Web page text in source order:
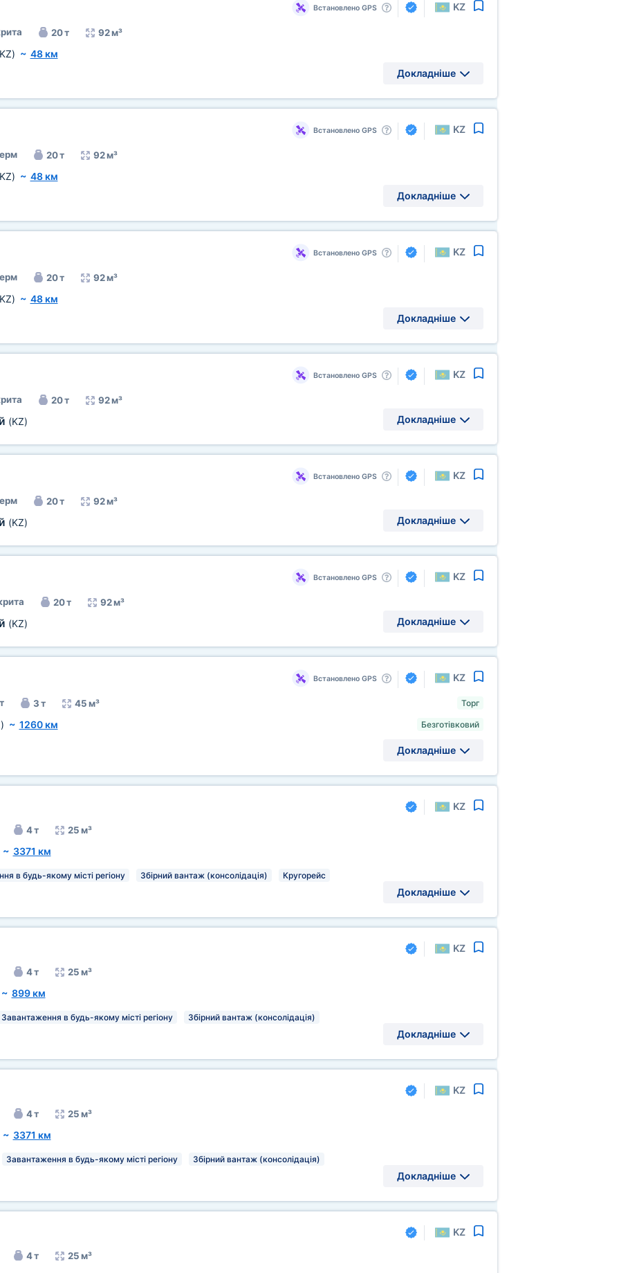
Встановлено GPS KZ
20 т 92 м³
~ 48 км
Докладніше
Встановлено GPS KZ
20 т 92 м³
~ 48 км
Докладніше
Встановлено GPS KZ
20 т 92 м³
~ 48 км
Докладніше
Встановлено GPS KZ
20 т 92 м³
(KZ) Докладніше
Встановлено GPS KZ
20 т 92 м³
(KZ) Докладніше
Встановлено GPS KZ
20 т 92 м³
(KZ) Докладніше
Встановлено GPS KZ
3 т 45 м³
~ 1260 км
Торг
Безготівковий
Докладніше
KZ
4 т 25 м³
~ 3371 км
в будь-якому місті регіону Збірний вантаж (консолідація) Кругорейс
Докладніше
KZ
4 т 25 м³
~ 899 км
Завантаження в будь-якому місті регіону Збірний вантаж (консолідація)
Докладніше
KZ
4 т 25 м³
~ 3371 км
Завантаження в будь-якому місті регіону Збірний вантаж (консолідація)
Докладніше
KZ
4 т 25 м³